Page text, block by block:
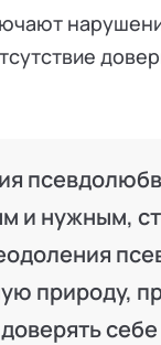
и нужным,
природу,